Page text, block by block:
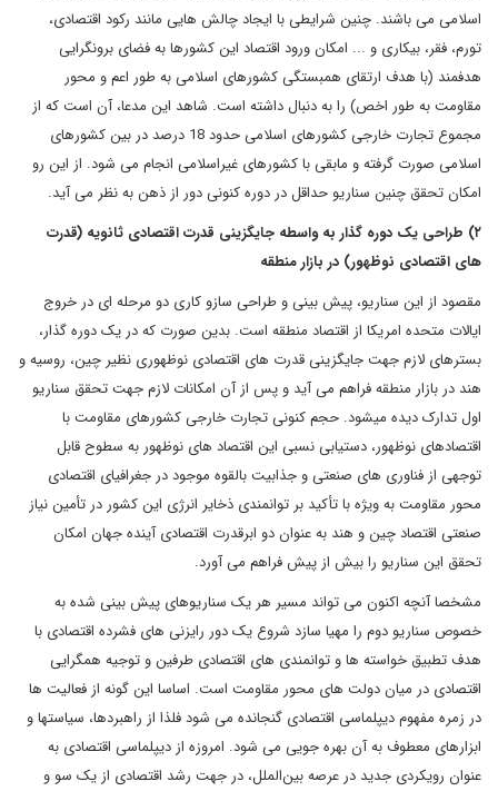
اسلامی می باشند. چنین شرایطی با ایجاد چالش هایی مانند رکود اقتصادی،
تورم، فقر، بیکاری و ... امکان ورود اقتصاد این کشورها به فضای برونگرایی
هدفمند (با هدف ارتقای همبستگی کشورهای اسلامی به طور اعم و محور
مقاومت به طور اخص) را به دنبال داشته است. شاهد این مدعا، آن است که از
مجموع تجارت خارجی کشورهای اسلامی حدود 18 درصد در بین کشورهای
اسلامی صورت گرفته و مابقی با کشورهای غیراسلامی انجام می شود. از این رو
امکان تحقق چنین سناریو حداقل در دوره کنونی دور از ذهن به نظر می آید.
۲) طراحی یک دوره گذار به واسطه جایگزینی قدرت اقتصادی ثانویه (قدرت
های اقتصادی نوظهور) در بازار منطقه
مقصود از این سناریو، پیش بینی و طراحی سازو کاری دو مرحله ای در خروج
ایالات متحده امریکا از اقتصاد منطقه است. بدین صورت که در یک دوره گذار،
بسترهای لازم جهت جایگزینی قدرت های اقتصادی نوظهوری نظیر چین، روسیه و
هند در بازار منطقه فراهم می آید و پس از آن امکانات لازم جهت تحقق سناریو
اول تدارک دیده میشود. حجم کنونی تجارت خارجی کشورهای مقاومت با
اقتصادهای نوظهور، دستیابی نسبی این اقتصاد های نوظهور به سطوح قابل
توجهی از فناوری های صنعتی و جذابیت بالقوه موجود در جغرافیای اقتصادی
محور مقاومت به ویژه با تأکید بر توانمندی ذخایر انرژی این کشور در تأمین نیاز
صنعتی اقتصاد چین و هند به عنوان دو ابرقدرت اقتصادی آینده جهان امکان
تحقق این سناریو را بیش از پیش فراهم می آورد.
مشخصا آنچه اکنون می تواند مسیر هر یک سناریوهای پیش بینی شده به
خصوص سناریو دوم را مهیا سازد شروع یک دور رایزنی های فشرده اقتصادی با
هدف تطبیق خواسته ها و توانمندی های اقتصادی طرفین و توجیه همگرایی
اقتصادی در میان دولت های محور مقاومت است. اساسا این گونه از فعالیت ها
در زمره مفهوم دیپلماسی اقتصادی گنجانده می شود فلذا از راهبردها، سیاستها و
ابزارهای معطوف به آن بهره جویی می شود. امروزه از دیپلماسی اقتصادی به
عنوان رویکردی جدید در عرصه بین‌الملل، در جهت رشد اقتصادی از یک سو و